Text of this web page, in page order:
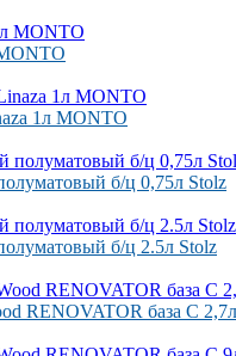
1л MONTO
б/ц 0,75л Stolz
б/ц 2.5л Stolz
RENOVATOR база С